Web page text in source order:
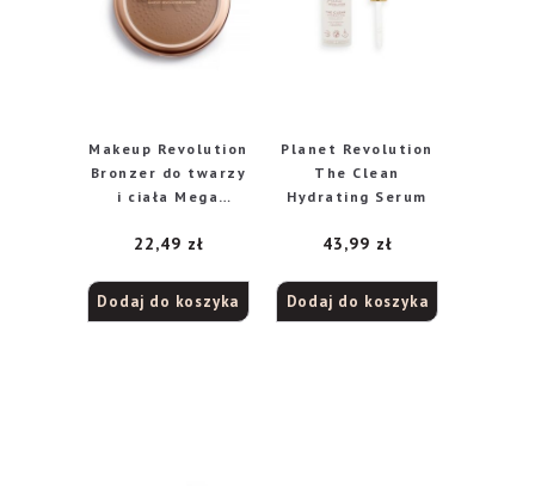
Makeup Revolution
Bronzer do twarzy
i ciała Mega
22,49 zł
Dodaj do koszyka
Planet Revolution
The Clean
Hydrating Serum
43,99 zł
Dodaj do koszyka